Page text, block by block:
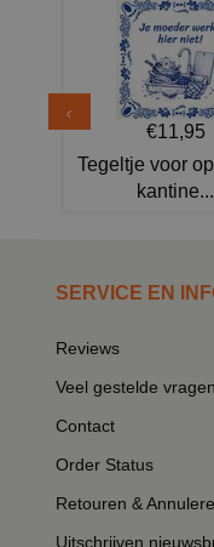
€11,95
Tegeltje voor
kantine...
SERVICE EN
Reviews
Veel gestelde vragen
Contact
Order Status
Retouren &
Uitschrijven